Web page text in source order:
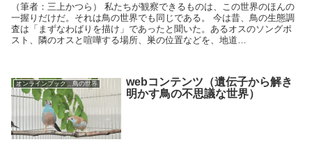
（筆者：三上かつら） 私たちが観察できるものは、この世界のほんの
一握りだけだ。それは鳥の世界でも同じである。 今は昔、鳥の生態調
査は「まずなわばりを描け」であったと聞いた。あるオスのソングポ
スト、隣のオスと喧嘩する場所、巣の位置などを、地道…
オンラインブック＿鳥の世界
webコンテンツ（遺伝子から解き
明かす鳥の不思議な世界）